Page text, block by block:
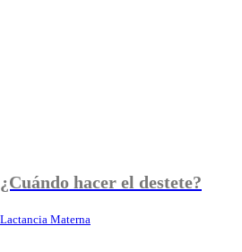
¿Cuándo hacer el destete?
Lactancia Materna